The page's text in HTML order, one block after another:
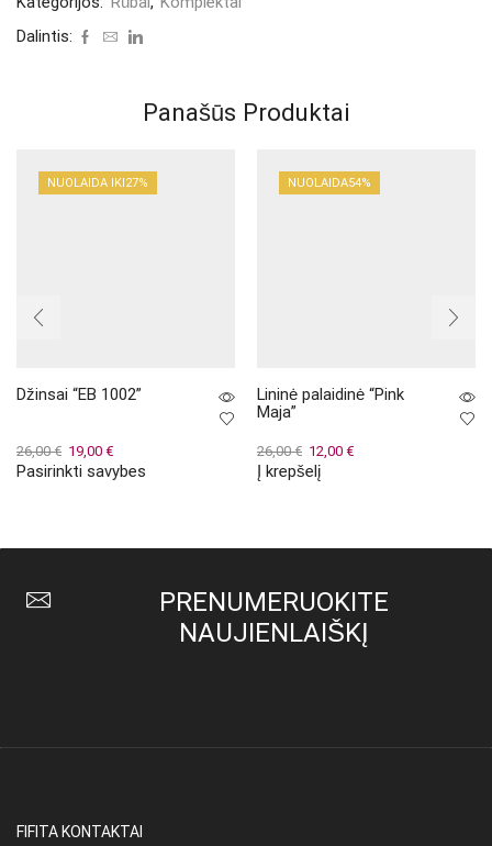
Dalintis:
Panašūs Produktai
NUOLAIDA IKI 27%
Džinsai “EB 1002”
26,00€ Original
price
19,00 €Current
price
Pasirinkti savybes
options
NUOLAIDA54%
Lininė palaidinė “Pink
Maja”
26,00€ Original
price
12,00 €Current
Į krepšelį
PRENUMERUOKITE
NAUJIENLAIŠKĮ
FIFITA KONTAKTAI